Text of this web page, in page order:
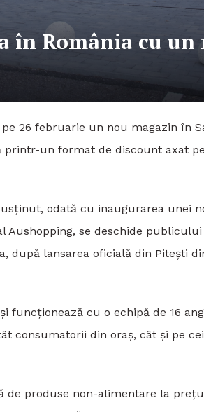
în România cu un
26 februarie un nou magazin în
printr-un format de discount axat
odată cu inaugurarea unei
se deschide
după lansarea oficială din Pitești
funcționează cu o echipă de 16
consumatorii din oraș, cât și pe
de produse non-alimentare la